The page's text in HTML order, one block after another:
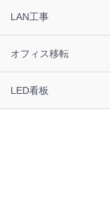
LAN工事
オフィス移転
LED看板